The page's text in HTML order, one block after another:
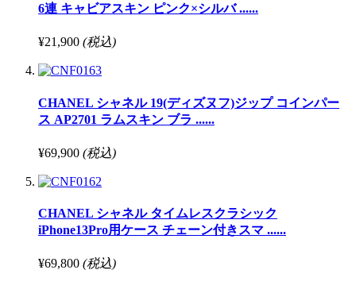
6連 キャビアスキン ピンク×シルバ ......
¥21,900 (税込)
CHANEL シャネル 19(ディズヌフ)ジップ コインパー
ス AP2701 ラムスキン ブラ ......
¥69,900 (税込)
CHANEL シャネル タイムレスクラシック
iPhone13Pro用ケース チェーン付きスマ ......
¥69,800 (税込)